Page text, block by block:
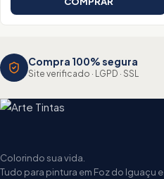
Compra 100% segura
Site verificado · LGPD · SSL
Colorindo sua vida.
Tudo para pintura em Foz do Iguaçu e